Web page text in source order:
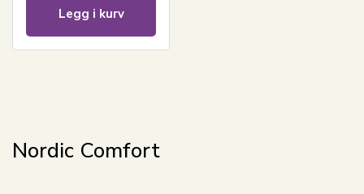
Legg i kurv
Nordic Comfort